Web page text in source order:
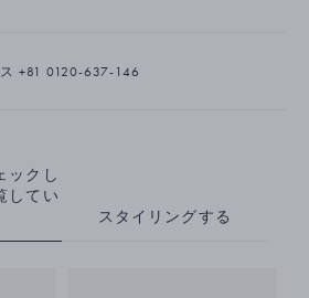
+81 0120-637-146
ックし
してい
スタイリングする